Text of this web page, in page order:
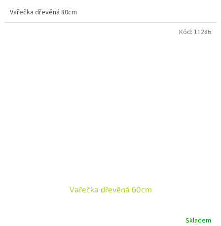
Vařečka dřevěná 80cm
Vařečka dřevěná 60cm
Skladem
Kód: 11286